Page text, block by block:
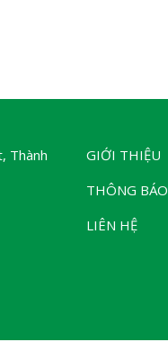
Thành
GIỚI THIỆU
THÔNG BÁO
LIÊN HỆ